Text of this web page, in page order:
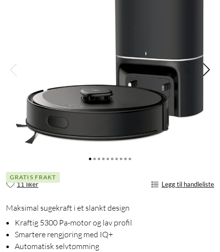
GRATIS FRAKT
11 liker Legg til handleliste
Maksimal sugekraft i et slankt design
Kraftig 5300 Pa-motor og lav profil
Smartere rengjøring med IQ+
Automatisk selvtømming